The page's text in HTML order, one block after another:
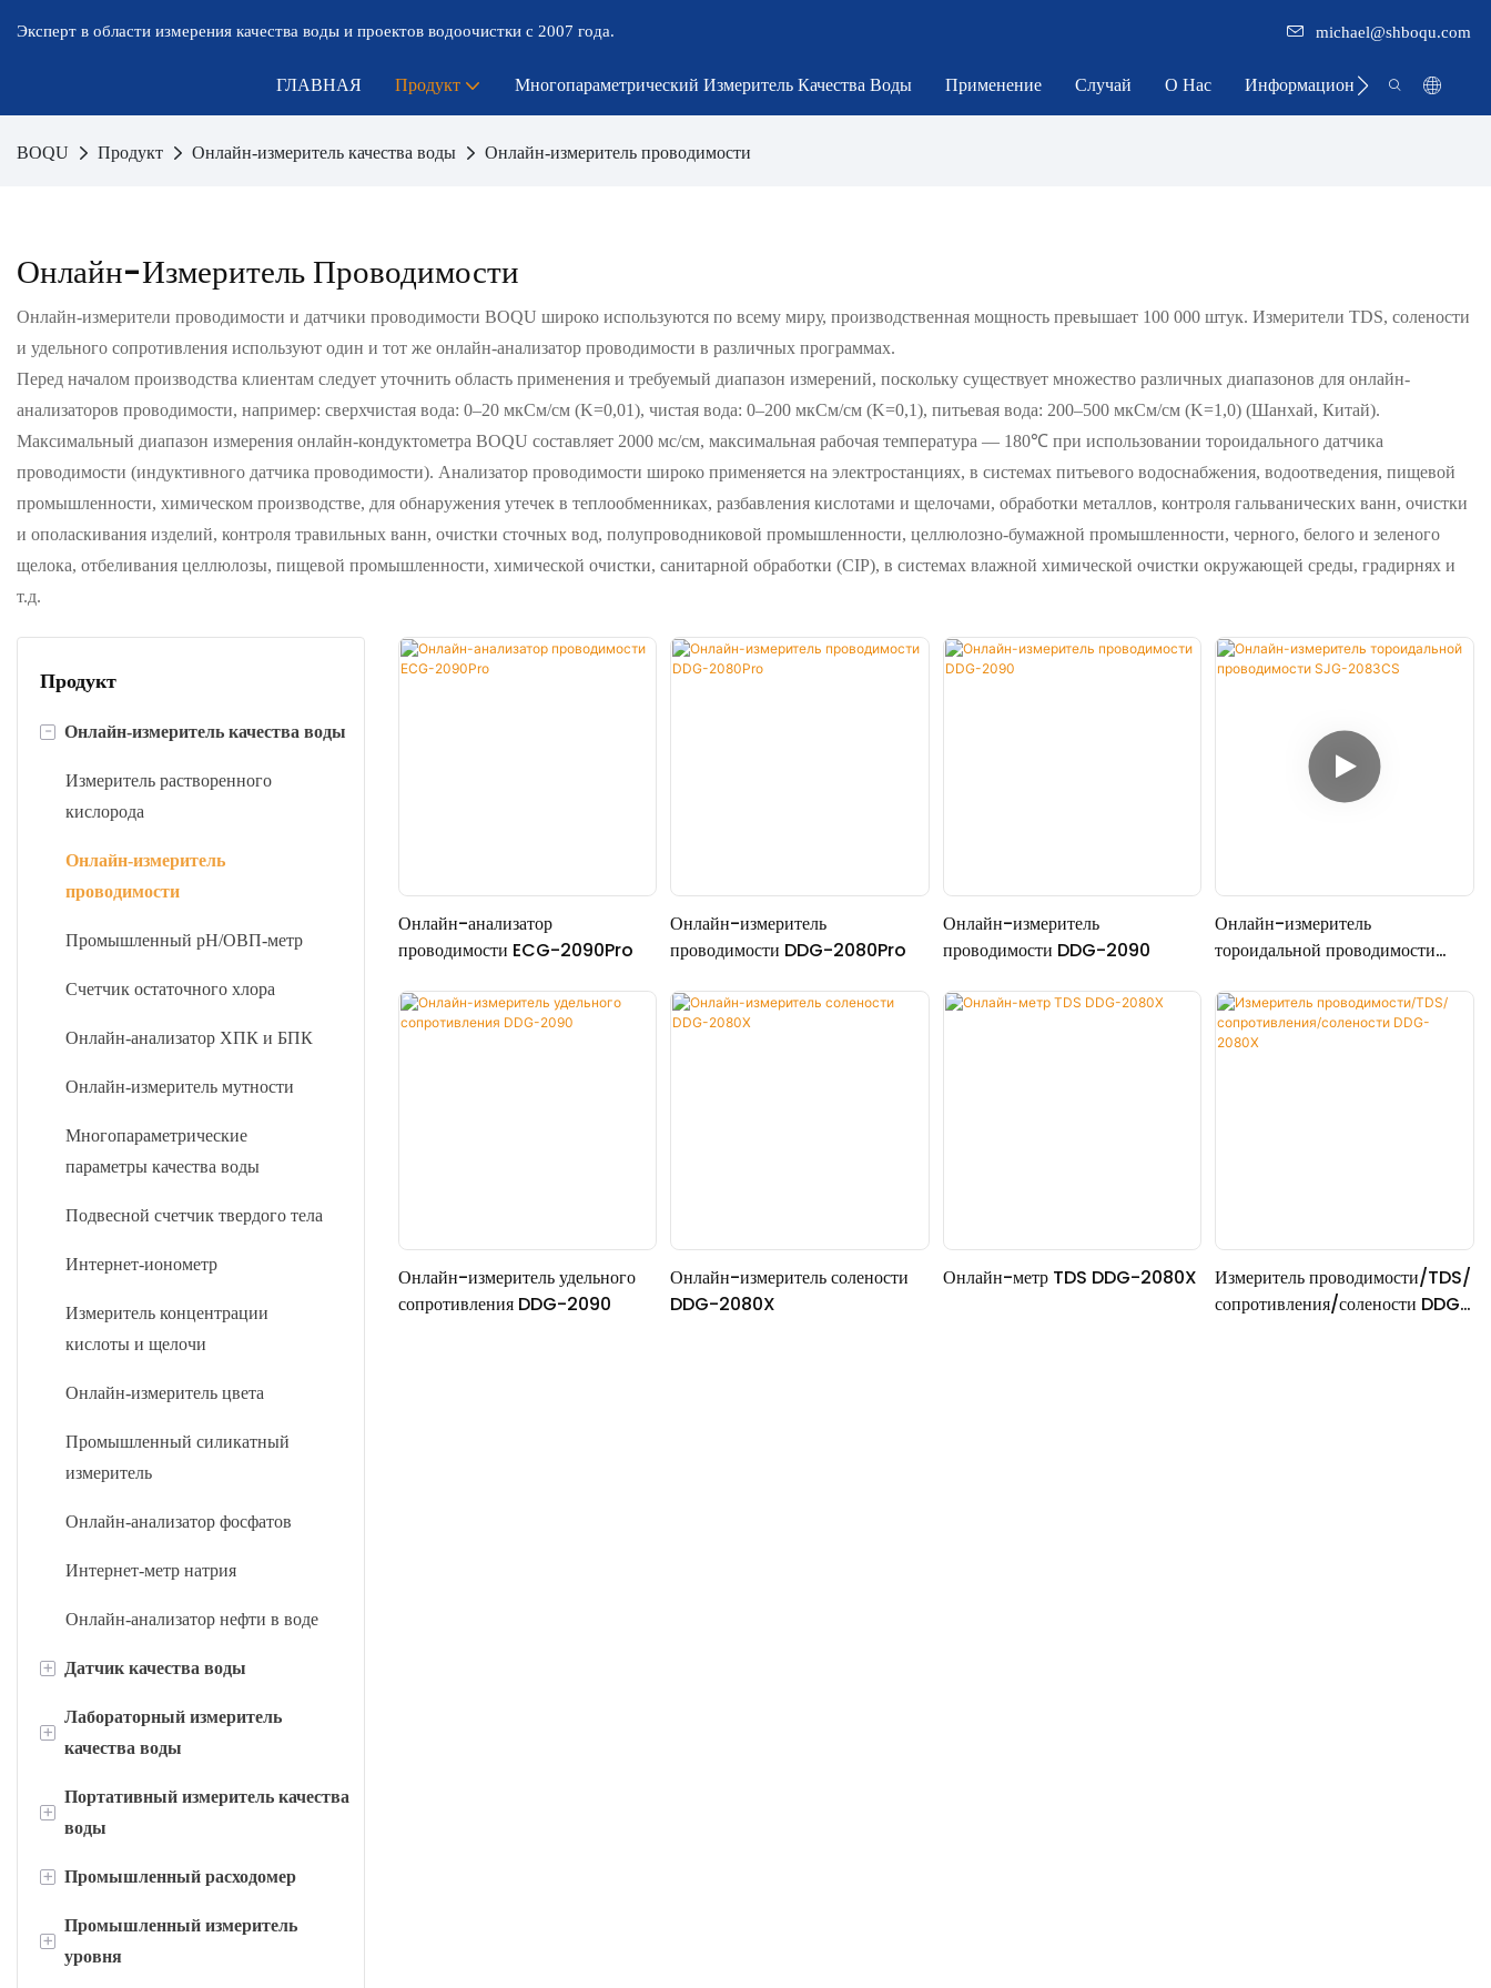
Эксперт в области измерения качества воды и проектов водоочистки с 2007 года. michael@shboqu.com
ГЛАВНАЯ Продукт Многопараметрический Измеритель Качества Воды Применение Случай О Нас Информационный Центр
BOQU Продукт Онлайн-измеритель качества воды Онлайн-измеритель проводимости
Онлайн-Измеритель Проводимости
Онлайн-измерители проводимости и датчики проводимости BOQU широко используются по всему миру, производственная мощность превышает 100 000 штук. Измерители TDS, солености
и удельного сопротивления используют один и тот же онлайн-анализатор проводимости в различных программах.
Перед началом производства клиентам следует уточнить область применения и требуемый диапазон измерений, поскольку существует множество различных диапазонов для онлайн-
анализаторов проводимости, например: сверхчистая вода: 0–20 мкСм/см (K=0,01), чистая вода: 0–200 мкСм/см (K=0,1), питьевая вода: 200–500 мкСм/см (K=1,0) (Шанхай, Китай).
Максимальный диапазон измерения онлайн-кондуктометра BOQU составляет 2000 мс/см, максимальная рабочая температура — 180℃ при использовании тороидального датчика
проводимости (индуктивного датчика проводимости). Анализатор проводимости широко применяется на электростанциях, в системах питьевого водоснабжения, водоотведения, пищевой
промышленности, химическом производстве, для обнаружения утечек в теплообменниках, разбавления кислотами и щелочами, обработки металлов, контроля гальванических ванн, очистки
и ополаскивания изделий, контроля травильных ванн, очистки сточных вод, полупроводниковой промышленности, целлюлозно-бумажной промышленности, черного, белого и зеленого
щелока, отбеливания целлюлозы, пищевой промышленности, химической очистки, санитарной обработки (CIP), в системах влажной химической очистки окружающей среды, градирнях и
т.д.
Продукт
- Онлайн-измеритель качества воды
Измеритель растворенного
кислорода
Онлайн-измеритель
проводимости
Промышленный pH/ОВП-метр
Счетчик остаточного хлора
Онлайн-анализатор ХПК и БПК
Онлайн-измеритель мутности
Многопараметрические
параметры качества воды
Подвесной счетчик твердого тела
Интернет-ионометр
Измеритель концентрации
кислоты и щелочи
Онлайн-измеритель цвета
Промышленный силикатный
измеритель
Онлайн-анализатор фосфатов
Интернет-метр натрия
Онлайн-анализатор нефти в воде
+ Датчик качества воды
Датчик pH/ОВП
+
Лабораторный измеритель
качества воды
Лабораторный измеритель ХПК
проводимости
+
Портативный измеритель качества
воды
Портативный измеритель
Портативный pH/ОВП-метр
+ Промышленный расходомер
Ультразвуковой расходомер
+
Промышленный измеритель
уровня
Онлайн-анализатор
проводимости ECG-2090Pro
Онлайн-измеритель
проводимости DDG-2080Pro
Онлайн-измеритель
проводимости DDG-2090
Онлайн-измеритель
тороидальной проводимости
Онлайн-измеритель удельного
сопротивления DDG-2090
Онлайн-измеритель солености
DDG-2080X
Онлайн-метр TDS DDG-2080X
Измеритель проводимости/TDS/
сопротивления/солености DDG-